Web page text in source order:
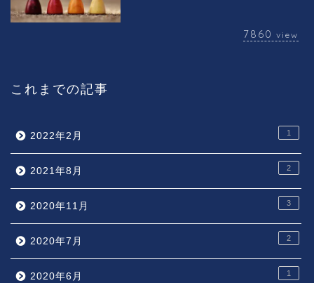
7860 view
これまでの記事
2022年2月 1
2021年8月 2
2020年11月 3
2020年7月 2
2020年6月 1